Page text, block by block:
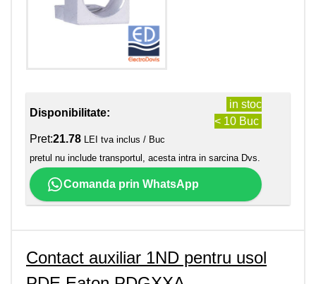
Disponibilitate:
in stoc
< 10 Buc
Pret:21.78 LEI tva inclus / Buc
pretul nu include transportul, acesta intra in sarcina Dvs.
Comanda prin WhatsApp
Contact auxiliar 1ND pentru usol